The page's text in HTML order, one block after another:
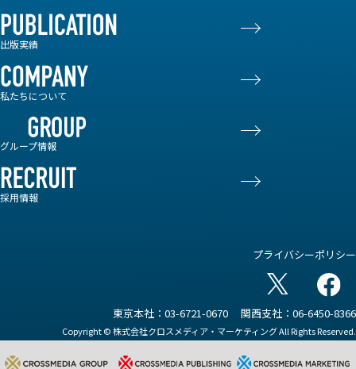
出版実績
私たちについて
グループ情報
採用情報
プライバシーポリシー
東京本社：03-6721-0670 関西支社：06-6450-8366
Copyright © 株式会社クロスメディア・マーケティング All Rights Reserved.